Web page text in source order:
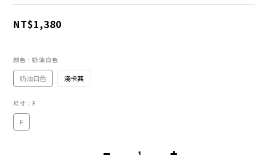
NT$1,380
顏色 : 奶油白色
奶油白色 淺卡其
尺寸 : F
F